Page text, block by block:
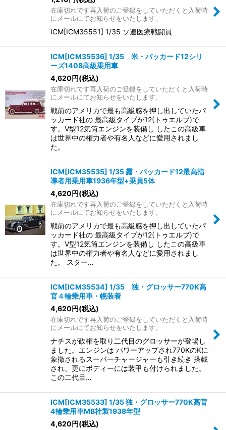
在庫切れです再入荷のご登録をしていただくと入荷時
にメールにてお知らせをいたします。
ICM[ICM35551] 1/35 ソ連医療戦闘員
ICM[ICM35536] 1/35 米・パッカード12シリ
ーズ1408高級乗用車
4,620円(税込)
在庫切れです再入荷のご登録をしていただくと入荷時
にメールにてお知らせをいたします。
戦前のアメリカで最も高級感を押し出していたパ
ッカード社の 最高級タイプが12(トゥエルブ)で
す。V型12気筒エンジンを装備し したこの高級車
は世界中の権力者や有名人などに愛用されまし
た。
ICM[ICM35535] 1/35 露・パッカード12最高指
導者用乗用車1936年型+乗員5体
4,620円(税込)
在庫切れです再入荷のご登録をしていただくと入荷時
にメールにてお知らせをいたします。
戦前のアメリカで最も高級感を押し出していたパ
ッカード社の 最高級タイプが12(トゥエルブ)で
す。V型12気筒エンジンを装備し したこの高級車
は世界中の権力者や有名人などに愛用されまし
た。 スター…
ICM[ICM35534] 1/35 独・グロッサー770K高
官４輪乗用車・幌装着
4,620円(税込)
在庫切れです再入荷のご登録をしていただくと入荷時
にメールにてお知らせをいたします。
ナチスが政権を取り二代目のグロッサーが登場し
ました。エンジンは パワーアップされ770KのKに
象徴されるスーパーチャージャーも引き続き 搭載
され、更にボディーには装甲も付けられました。
この二代目…
ICM[ICM35533] 1/35 独・グロッサー770K高官
4輪乗用車MB社製1938年型
4,620円(税込)